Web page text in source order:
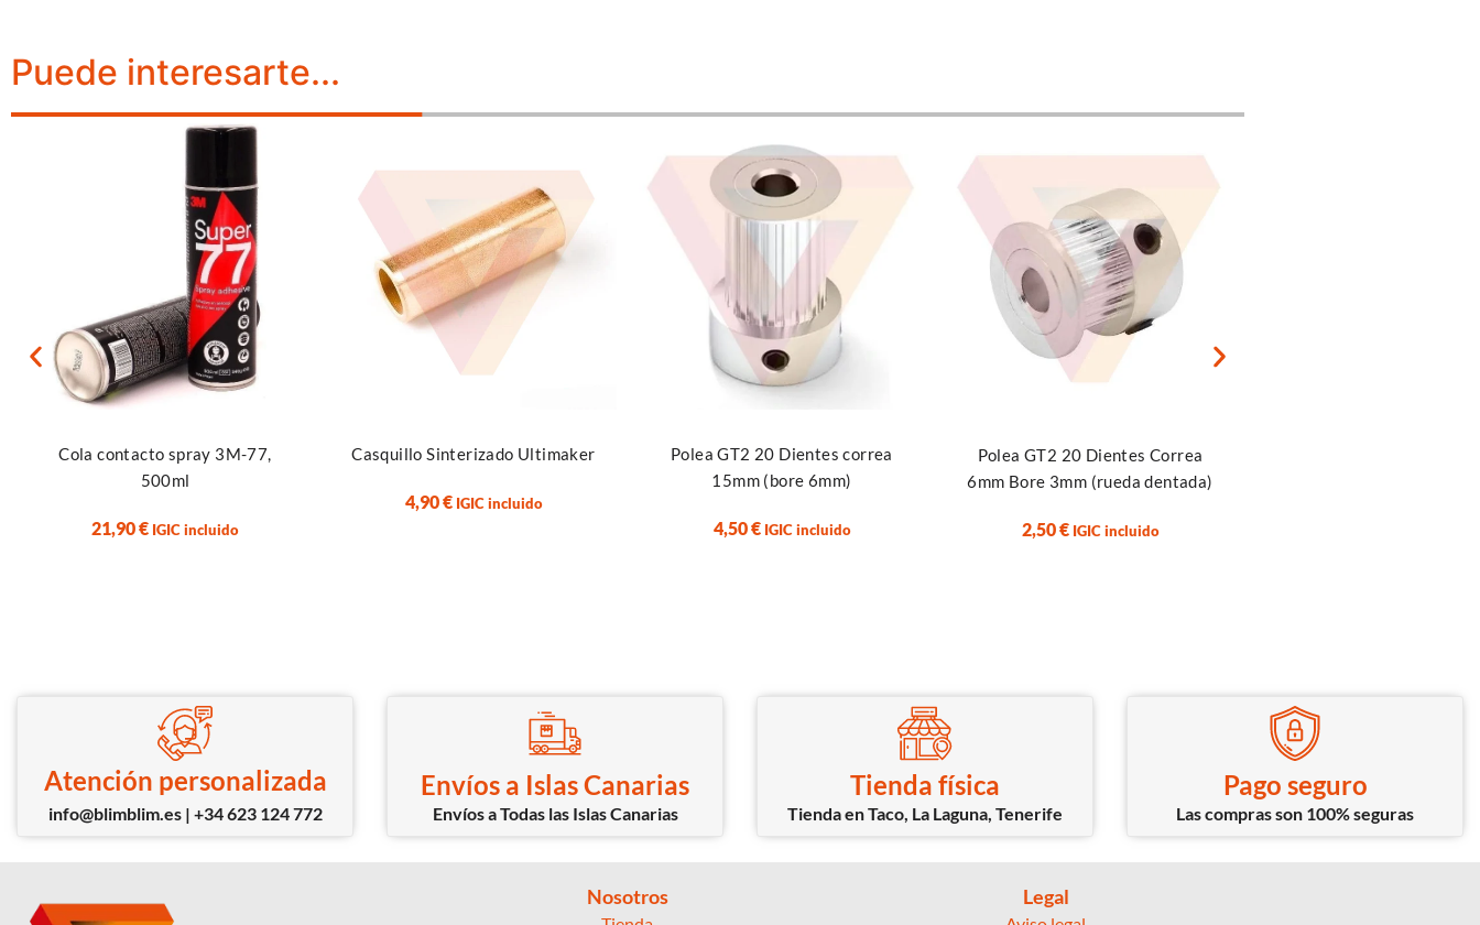
Puede interesarte...
Leer más
Cola contacto spray 3M-77,
500ml
21,90€ IGIC incluido
Casquillo Sinterizado Ultimaker
4,90€ IGIC incluido
Polea GT2 20 Dientes correa
15mm (bore 6mm)
4,50€ IGIC incluido
Polea GT2 20 Dientes Correa
6mm Bore 3mm (rueda dentada)
2,50€ IGIC incluido
Atención personalizada
info@blimblim.es | +34 623 124 772
Envíos a Islas Canarias
Envíos a Todas las Islas Canarias
Tienda física
Tienda en Taco, La Laguna, Tenerife
Pago seguro
Las compras son 100% seguras
Nosotros Legal